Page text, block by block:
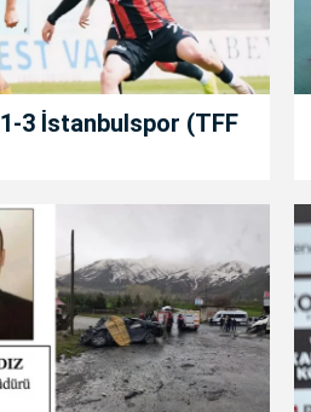
3 İstanbulspor (TFF